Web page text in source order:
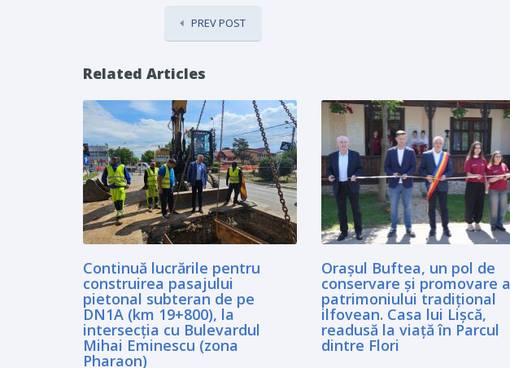
PREV POST
Related Articles
Continuă lucrările pentru
construirea pasajului
pietonal subteran de pe
DN1A (km 19+800), la
intersecția cu Bulevardul
Mihai Eminescu (zona
Pharaon)
Orașul Buftea, un pol de
conservare și promovare a
patrimoniului tradițional
ilfovean. Casa lui Lişcă,
readusă la viaţă în Parcul
dintre Flori